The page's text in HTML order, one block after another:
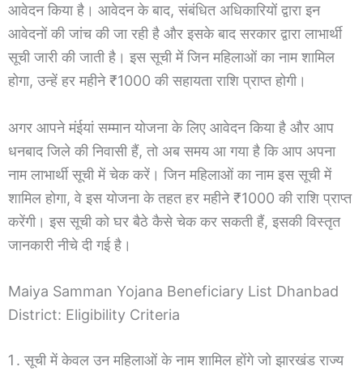
आवेदन किया है। आवेदन के बाद, संबंधित अधिकारियों द्वारा इन
आवेदनों की जांच की जा रही है और इसके बाद सरकार द्वारा लाभार्थी
सूची जारी की जाती है। इस सूची में जिन महिलाओं का नाम शामिल
होगा, उन्हें हर महीने ₹1000 की सहायता राशि प्राप्त होगी।
अगर आपने मंईयां सम्मान योजना के लिए आवेदन किया है और आप
धनबाद जिले की निवासी हैं, तो अब समय आ गया है कि आप अपना
नाम लाभार्थी सूची में चेक करें। जिन महिलाओं का नाम इस सूची में
शामिल होगा, वे इस योजना के तहत हर महीने ₹1000 की राशि प्राप्त
करेंगी। इस सूची को घर बैठे कैसे चेक कर सकती हैं, इसकी विस्तृत
जानकारी नीचे दी गई है।
Maiya Samman Yojana Beneficiary List Dhanbad
District: Eligibility Criteria
सूची में केवल उन महिलाओं के नाम शामिल होंगे जो झारखंड राज्य